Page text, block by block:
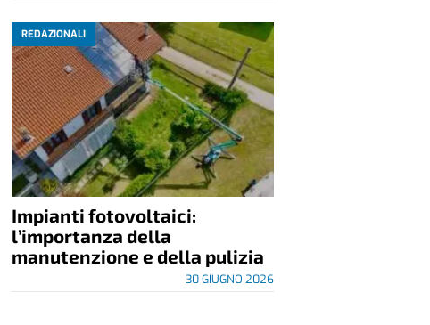
REDAZIONALI
Impianti fotovoltaici:
l’importanza della
manutenzione e della pulizia
30 GIUGNO 2026